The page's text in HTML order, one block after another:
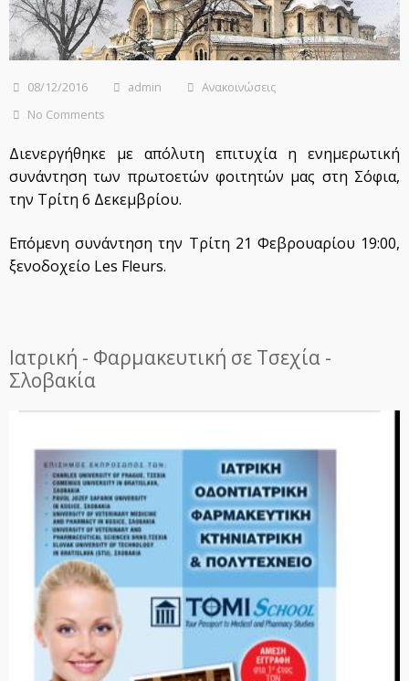
08/12/2016 admin
Ανακοινώσεις
No Comments
Διενεργήθηκε με απόλυτη επιτυχία η ενημερωτική
συνάντηση των πρωτοετών φοιτητών μας στη Σόφια,
την Τρίτη 6 Δεκεμβρίου.
Επόμενη συνάντηση την Τρίτη 21 Φεβρουαρίου 19:00,
ξενοδοχείο Les Fleurs.
Ιατρική - Φαρμακευτική σε Τσεχία -
Σλοβακία